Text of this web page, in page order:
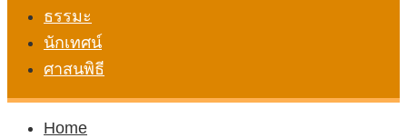
ธรรมะ
นักเทศน์
ศาสนพิธี
Home